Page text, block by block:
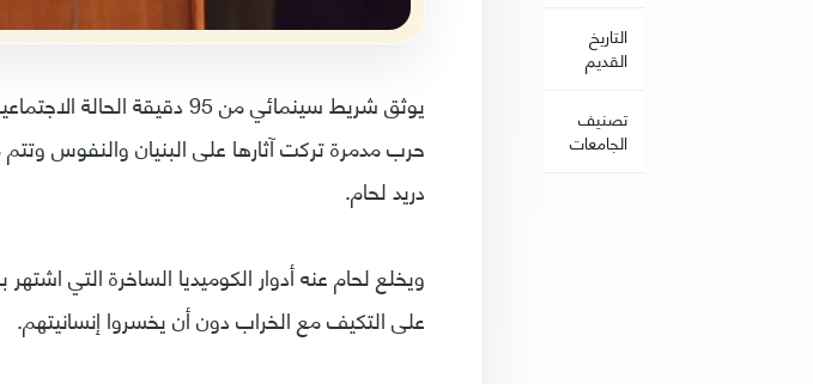
التاريخ
القديم
تصنيف
الجامعات
حرب مدمرة تركت آثارها على البنيان والنفوس
دريد لحام.
ويخلع لحام عنه أدوار الكوميديا الساخرة التي
على التكيف مع الخراب دون أن يخسروا إنسانيتهم.